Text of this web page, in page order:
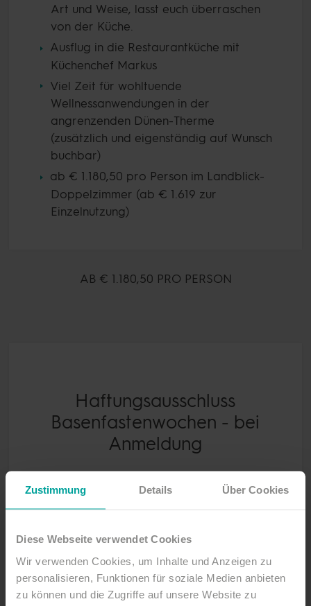
Zustimmung Details Über Cookies
Diese Webseite verwendet Cookies
Wir verwenden Cookies, um Inhalte und Anzeigen zu
personalisieren, Funktionen für soziale Medien anbieten
zu können und die Zugriffe auf unsere Website zu
Art und Weise, lasst euch überraschen
von der Küche.
Ausflug in die Restaurantküche mit
Küchenchef Markus
Viel Zeit für wohltuende
Wellnessanwendungen in der
angrenzenden Dünen-Therme
(zusätzlich und eigenständig auf Wunsch
buchbar)
ab € 1.180,50 pro Person im Landblick-
Doppelzimmer (ab € 1.619 zur
Einzelnutzung)
AB € 1.180,50 PRO PERSON
Haftungsausschluss
Basenfastenwochen - bei
Anmeldung